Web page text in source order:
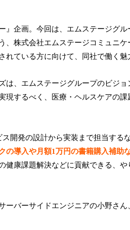
』企画。今回は、エムステージグル
、株式会社エムステージコミュニ
れている方に向けて、同社で働く魅
、エムステージグループのビジョ
現するべく、医療・ヘルスケアの
開発の設計から実装まで担当する
の導入や月額1万円の書籍購入補助
健康課題解決などに貢献できる、
ーバーサイドエンジニアの小野さ